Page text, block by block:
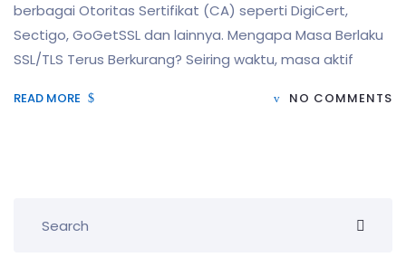
berbagai Otoritas Sertifikat (CA) seperti DigiCert,
Sectigo, GoGetSSL dan lainnya. Mengapa Masa Berlaku
SSL/TLS Terus Berkurang? Seiring waktu, masa aktif
READ MORE NO COMMENTS